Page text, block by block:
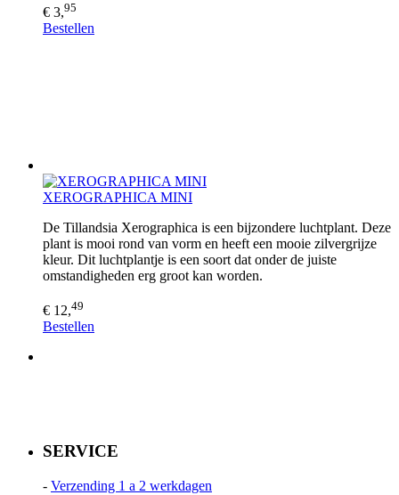
€ 3,95
Bestellen
XEROGRAPHICA MINI
De Tillandsia Xerographica is een bijzondere luchtplant. Deze
plant is mooi rond van vorm en heeft een mooie zilvergrijze
kleur. Dit luchtplantje is een soort dat onder de juiste
omstandigheden erg groot kan worden.
€ 12,49
Bestellen
SERVICE
- Verzending 1 a 2 werkdagen